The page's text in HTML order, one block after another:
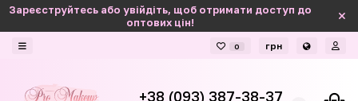
Зареєструйтесь або увійдіть, щоб отримати доступ до
оптових цін!
0 грн
+38 (093) 387-38-37